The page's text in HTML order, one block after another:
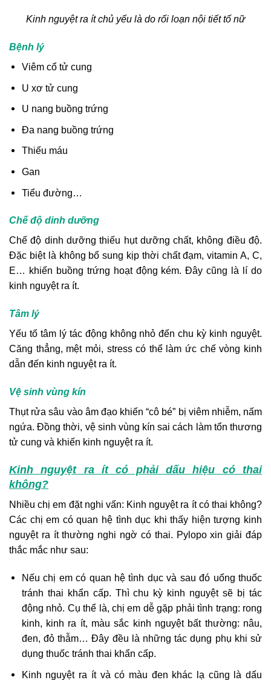
Kinh nguyệt ra ít chủ yếu là do rối loạn nội tiết tố nữ
Bệnh lý
Viêm cổ tử cung
U xơ tử cung
U nang buồng trứng
Đa nang buồng trứng
Thiếu máu
Gan
Tiểu đường…
Chế độ dinh dưỡng
Chế độ dinh dưỡng thiếu hụt dưỡng chất, không điều độ.
Đặc biệt là không bổ sung kịp thời chất đạm, vitamin A, C,
E… khiến buồng trứng hoạt động kém. Đây cũng là lí do
kinh nguyệt ra ít.
Tâm lý
Yếu tố tâm lý tác động không nhỏ đến chu kỳ kinh nguyệt.
Căng thẳng, mệt mỏi, stress có thể làm ức chế vòng kinh
dẫn đến kinh nguyệt ra ít.
Vệ sinh vùng kín
Thụt rửa sâu vào âm đạo khiến “cô bé” bị viêm nhiễm, nấm
ngứa. Đồng thời, vệ sinh vùng kín sai cách làm tổn thương
tử cung và khiến kinh nguyệt ra ít.
Kinh nguyệt ra ít có phải dấu hiệu có thai
không?
Nhiều chị em đặt nghi vấn: Kinh nguyệt ra ít có thai không?
Các chị em có quan hệ tình dục khi thấy hiện tượng kinh
nguyệt ra ít thường nghi ngờ có thai. Pylopo xin giải đáp
thắc mắc như sau:
Nếu chị em có quan hệ tình dục và sau đó uống thuốc
tránh thai khẩn cấp. Thì chu kỳ kinh nguyệt sẽ bị tác
động nhỏ. Cụ thể là, chị em dễ gặp phải tình trạng: rong
kinh, kinh ra ít, màu sắc kinh nguyệt bất thường: nâu,
đen, đỏ thẫm… Đây đều là những tác dụng phụ khi sử
dụng thuốc tránh thai khẩn cấp.
Kinh nguyệt ra ít và có màu đen khác lạ cũng là dấu